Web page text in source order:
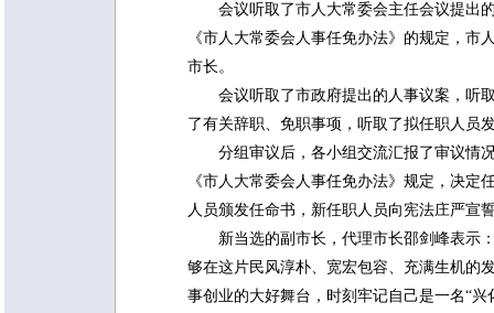
会议听取了市人大常委会主任会议提出
《市人大常委会人事任免办法》的规定，
市长。
会议听取了市政府提出的人事议案，听
了有关辞职、免职事项，听取了拟任职人员
分组审议后，各小组交流汇报了审议情
《市人大常委会人事任免办法》规定，决
人员颁发任命书，新任职人员向宪法庄严宣
新当选的副市长，代理市长邵剑峰表示
够在这片民风淳朴、宽宏包容、充满生机的
事创业的大好舞台，时刻牢记自己是一名“